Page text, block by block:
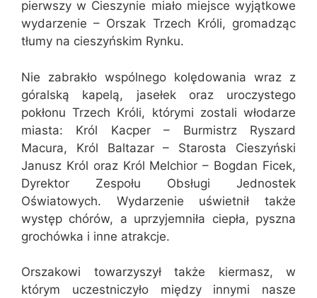
pierwszy w Cieszynie miało miejsce wyjątkowe
wydarzenie – Orszak Trzech Króli, gromadząc
tłumy na cieszyńskim Rynku.
Nie zabrakło wspólnego kolędowania wraz z
góralską kapelą, jasełek oraz uroczystego
pokłonu Trzech Króli, którymi zostali włodarze
miasta: Król Kacper – Burmistrz Ryszard
Macura, Król Baltazar – Starosta Cieszyński
Janusz Król oraz Król Melchior – Bogdan Ficek,
Dyrektor Zespołu Obsługi Jednostek
Oświatowych. Wydarzenie uświetnił także
występ chórów, a uprzyjemniła ciepła, pyszna
grochówka i inne atrakcje.
Orszakowi towarzyszył także kiermasz, w
którym uczestniczyło między innymi nasze